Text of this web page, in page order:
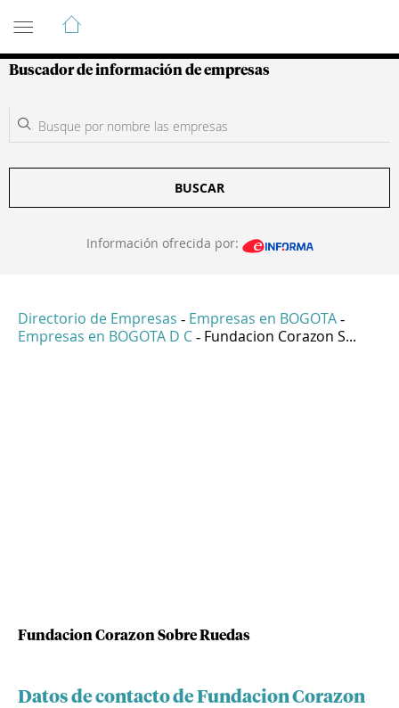
Guía de Empresas Colombianas
Buscador de información de empresas
BUSCAR
Información ofrecida por:
Directorio de Empresas - Empresas en BOGOTA -
Empresas en BOGOTA D C - Fundacion Corazon S...
Fundacion Corazon Sobre Ruedas
Datos de contacto de Fundacion Corazon